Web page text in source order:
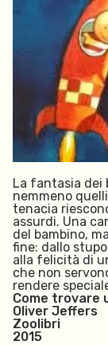
La fantasia dei
nemmeno
tenacia
assurdi. Una
del bambino,
fine: dallo
alla felicità di
che non
rendere
Come trovare
Oliver Jeffers
Zoolibri
2015